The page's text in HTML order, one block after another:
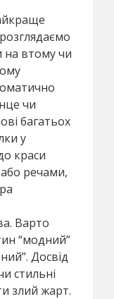
на втому чи
чи
багатьох
у
краси
речами,
Варто
“модний”
Досвід
стильні
злий жарт.